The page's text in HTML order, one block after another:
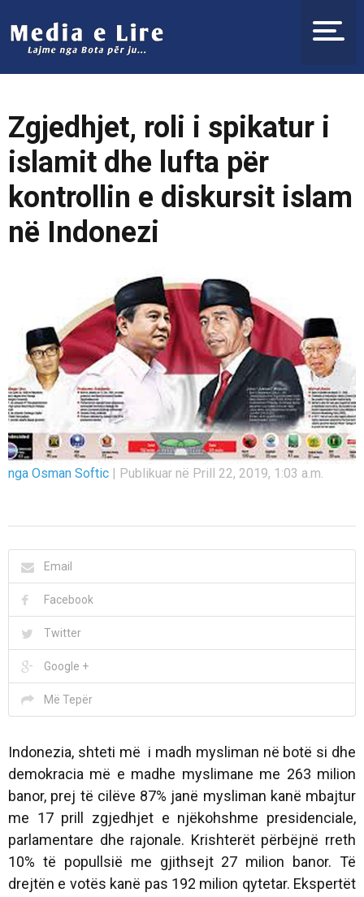
Zgjedhjet, roli i spikatur i
islamit dhe lufta për
kontrollin e diskursit islam
në Indonezi
nga Osman Softic | Publikuar në Prill 22, 2019, 1:03 a.m.
Email
Facebook
Twitter
Google +
Më Tepër
Indonezia, shteti më i madh mysliman në botë si dhe
demokracia më e madhe myslimane me 263 milion
banor, prej të cilëve 87% janë mysliman kanë mbajtur
me 17 prill zgjedhjet e njëkohshme presidenciale,
parlamentare dhe rajonale. Krishterët përbëjnë rreth
10% të popullsië me gjithsejt 27 milion banor. Të
drejtën e votës kanë pas 192 milion qytetar. Ekspertët